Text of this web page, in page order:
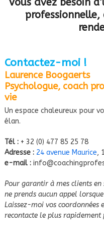
professionnelle,
Contactez-moi !
Laurence Boogaerts
Psychologue, coach
vie
Un espace chaleureux pour
élan.
Tél :+ 32 (0) 477 85 25 78
Adresse : 24 avenue Maurice,
e-mail :
Pour garantir à mes clients
ne prends aucun appel
Laissez-moi vos coordonnées
recontacte le plus rapidement